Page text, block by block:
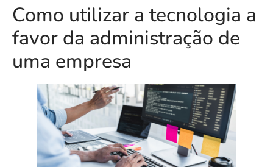
Como utilizar a tecnologia a
favor da administração de
uma empresa